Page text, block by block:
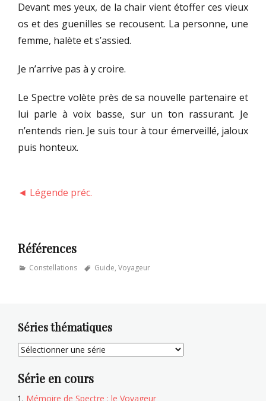
Devant mes yeux, de la chair vient étoffer ces vieux
os et des guenilles se recousent. La personne, une
femme, halète et s’assied.
Je n’arrive pas à y croire.
Le Spectre volète près de sa nouvelle partenaire et
lui parle à voix basse, sur un ton rassurant. Je
n’entends rien. Je suis tour à tour émerveillé, jaloux
puis honteux.
◄ Légende préc.
Références
Categories
Constellations TagsGuide, Voyageur
Séries thématiques
Série en cours
Mémoire de Spectre : le Voyageur